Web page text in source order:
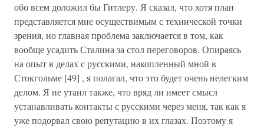
обо всем доложил бы Гитлеру. Я сказал, что хотя план
представляется мне осуществимым с технической точки
зрения, но главная проблема заключается в том, как
вообще усадить Сталина за стол переговоров. Опираясь
на опыт в делах с русскими, накопленный мной в
Стокгольме [49] , я полагал, что это будет очень нелегким
делом. Я не утаил также, что вряд ли имеет смысл
устанавливать контакты с русскими через меня, так как я
уже подорвал свою репутацию в их глазах. Поэтому я